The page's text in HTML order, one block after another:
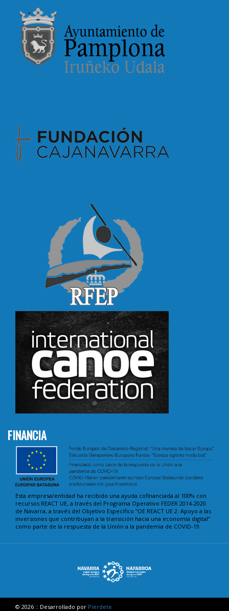
FINANCIA
Esta empresa/entidad ha recibido una ayuda cofinanciada al 100% con
recursos REACT UE, a través del Programa Operativo FEDER 2014-2020
de Navarra, a través del Objetivo Específico “OE REACT UE 2. Apoyo a las
inversiones que contribuyan a la transición hacia una economía digital”
como parte de la respuesta de la Unión a la pandemia de COVID-19
© 2026 :: Desarrollado por Pierdete